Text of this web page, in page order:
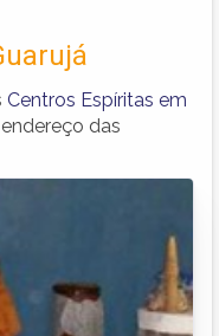
Centros Espíritas em
das